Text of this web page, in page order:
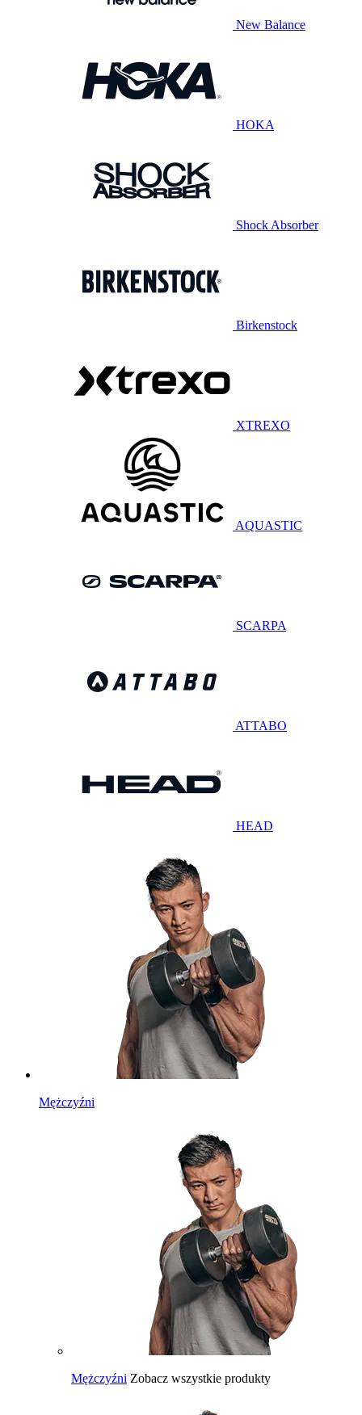
New Balance
HOKA
Shock Absorber
Birkenstock
XTREXO
AQUASTIC
SCARPA
ATTABO
HEAD
Mężczyźni
Mężczyźni Zobacz wszystkie produkty